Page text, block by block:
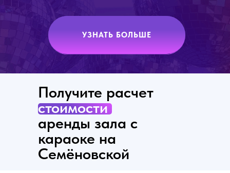
УЗНАТЬ БОЛЬШЕ
Получите расчет
стоимости
аренды зала с
караоке на
Семёновской